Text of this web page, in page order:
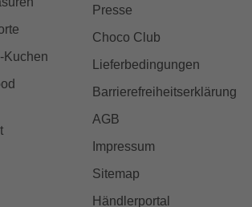
Kuchen
Presse
Choco Club
Lieferbedingungen
Barrierefreiheitserklärung
AGB
Impressum
Sitemap
Händlerportal